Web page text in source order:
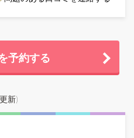
予約する
更新)